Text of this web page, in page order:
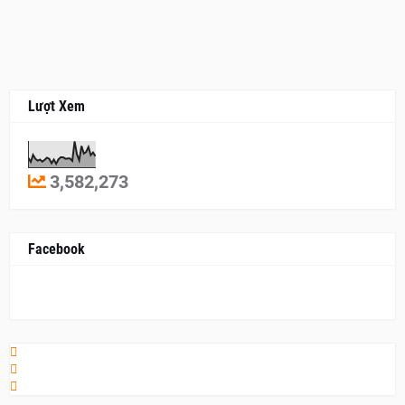
Lượt Xem
3,582,273
Facebook